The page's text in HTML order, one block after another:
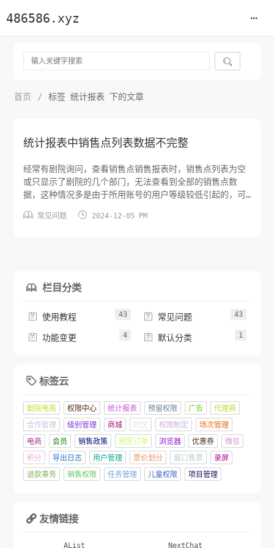
486586.xyz

首页 / 标签 统计报表 下的文章
统计报表中销售点列表数据不完整
经常有剧院询问，查看销售点销售报表时，销售点列表为空
或只显示了剧院的几个部门，无法查看到全部的销售点数
据，这种情况多是由于所用账号的用户等级较低引起的，可
空，不显示任何销售点数据。使用能够编辑用户信息的账
 常见问题  2024-12-05 PM
 栏目分类
 使用教程 43  常见问题 43
 功能变更 4  默认分类 1
 标签云
剧院电商 权限中心 统计报表 预留权限 广告
代理商
合作管理
级别管理 商城 时区 权限制定
场次管理
电商
会员 销售政策 预定订单 浏览器 优惠券
微信
积分
导出日志 用户管理 票价划分 窗口售票
录屏
退款事务
销售权限 任务管理 儿童权限 项目管理
 友情链接
AList NextChat